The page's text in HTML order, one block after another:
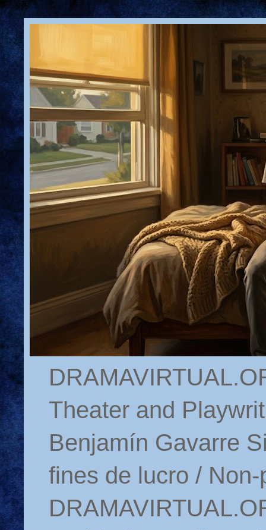
Theater and
Benjamín Gavarre
fines de lucro /